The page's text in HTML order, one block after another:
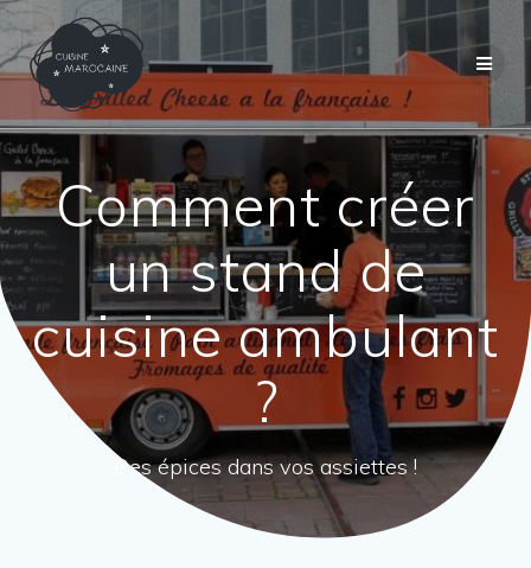
Passer
contenu
Comment créer
un stand de
cuisine ambulant
?
Des épices dans vos assiettes !